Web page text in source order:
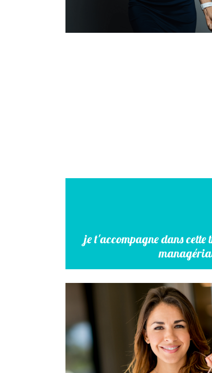
je t'accompagne dans